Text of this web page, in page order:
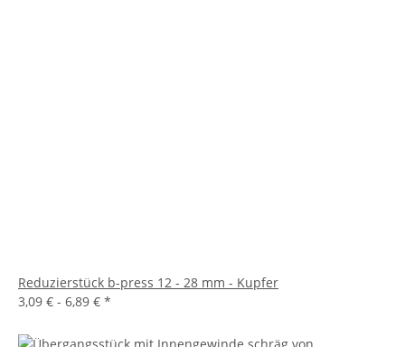
Reduzierstück b-press 12 - 28 mm - Kupfer
3,09 € - 6,89 € *